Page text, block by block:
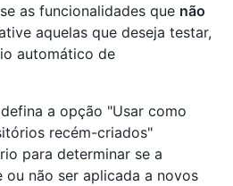
as funcionalidades que não
aquelas que deseja testar,
automático de
a opção "Usar como
recém-criados"
para determinar se a
não ser aplicada a novos